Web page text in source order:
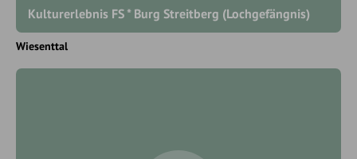
Kulturerlebnis FS * Burg Streitberg (Lochgefängnis)
Wiesenttal